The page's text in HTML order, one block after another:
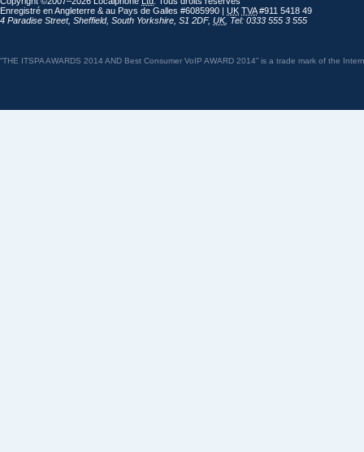
Enregistré en Angleterre & au Pays de Galles #6085990 | UK TVA#911 5418 49
4 Paradise Street, Sheffield, South Yorkshire S1 2DF, UK, Tel: 0333 555 3 555
“THE ITSPA AWARDS 2014 AND Best Consumer VoIP AWARD 2014” is a trade mark of the